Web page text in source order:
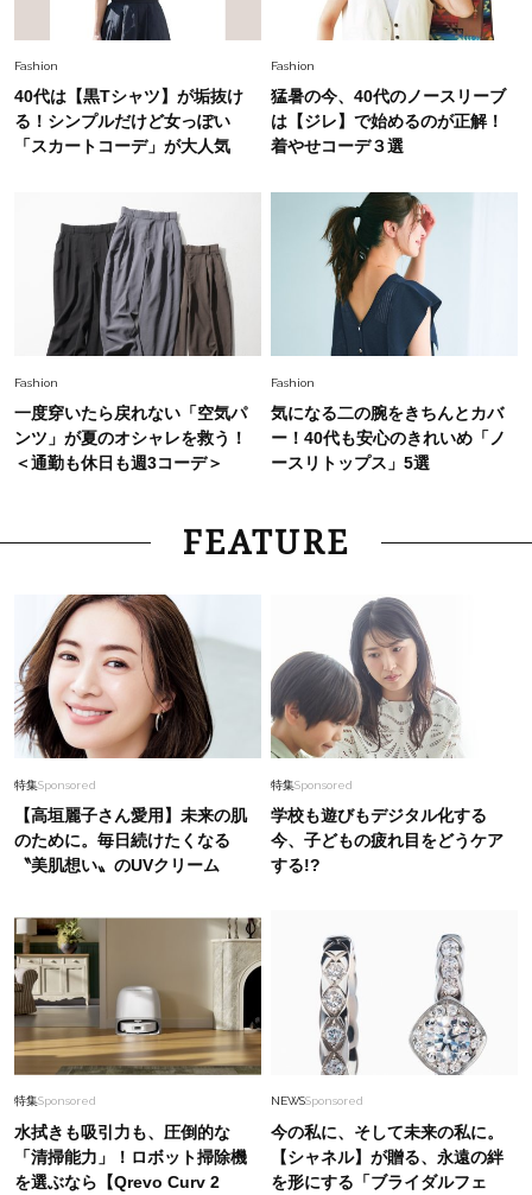
【ユニクロだけで】私立ママの運動会にぴったり
の「キレイめカジュアルコーデ」は？
〈UNIQLO3選〉
Fashion
40代は【黒Tシャツ】が垢抜け
る！シンプルだけど女っぽい
「スカートコーデ」が大人気
Fashion
猛暑の今、40代のノースリーブ
は【ジレ】で始めるのが正解！
着やせコーデ３選
Fashion
一度穿いたら戻れない「空気パ
ンツ」が夏のオシャレを救う！
＜通勤も休日も週3コーデ＞
Fashion
気になる二の腕をきちんとカバ
ー！40代も安心のきれいめ「ノ
ースリトップス」5選
FEATURE
特集Sponsored
【高垣麗子さん愛用】未来の肌
のために。毎日続けたくなる
〝美肌想い〟のUVクリーム
特集Sponsored
学校も遊びもデジタル化する
今、子どもの疲れ目をどうケア
する!?
特集Sponsored
水拭きも吸引力も、圧倒的な
「清掃能力」！ロボット掃除機
を選ぶなら【Qrevo Curv 2
NEWSSponsored
今の私に、そして未来の私に。
【シャネル】が贈る、永遠の絆
を形にする「ブライダルフェ